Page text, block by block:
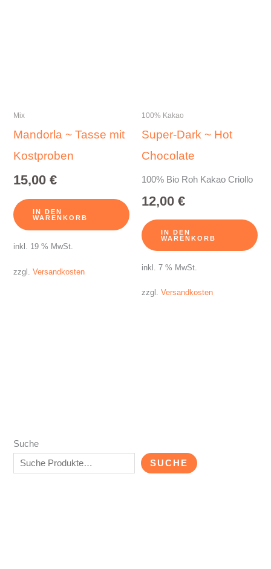
Suche
SUCHE
Mix
Mandorla ~ Tasse mit
Kostproben
15,00€
IN DEN
WARENKORB
inkl. 19 % MwSt.
zzgl.Versandkosten
100% Kakao
Super-Dark ~ Hot
Chocolate
100% Bio Roh Kakao Criollo
12,00 €
IN DEN
WARENKORB
inkl. 7 % MwSt.
zzgl. Versandkosten